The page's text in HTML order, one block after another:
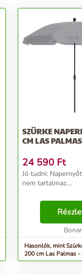
SZÜRKE
CM LAS
24 590 Ft
Jó tudni:
nem tartalmaz....
Hasonlók, mint
200 cm Las Palmas -